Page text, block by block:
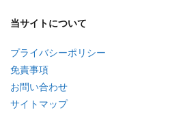
当サイトについて
プライバシーポリシー
免責事項
お問い合わせ
サイトマップ